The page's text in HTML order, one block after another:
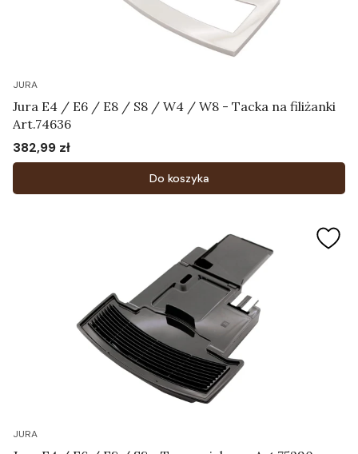
JURA
Jura E4 / E6 / E8 / S8 / W4 / W8 - Tacka na filiżanki
Art.74636
Cena
382,99 zł
Do koszyka
JURA